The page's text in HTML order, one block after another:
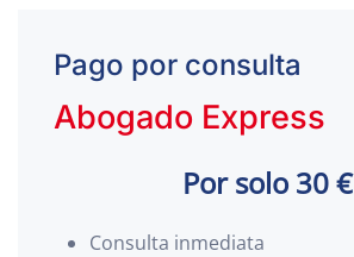
Pago por consulta
Abogado Express
Por solo 30 €
Consulta inmediata